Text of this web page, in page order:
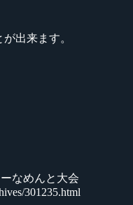
出来ます。
なめんと大会
301235.html